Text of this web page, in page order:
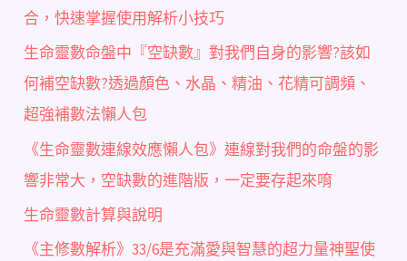
合，快速掌握使用解析小技巧
生命靈數命盤中『空缺數』對我們自身的影響?該如
何補空缺數?透過顏色、水晶、精油、花精可調頻、
超強補數法懶人包
《生命靈數連線效應懶人包》連線對我們的命盤的影
響非常大，空缺數的進階版，一定要存起來唷
生命靈數計算與說明
《主修數解析》33/6是充滿愛與智慧的超力量神聖使